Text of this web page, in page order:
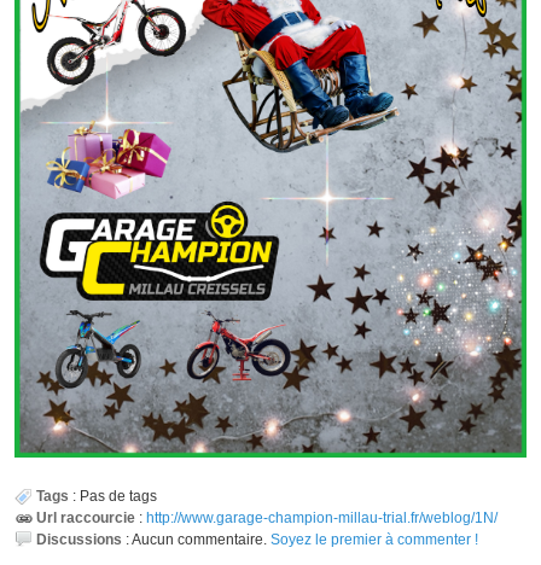
Tags : Pas de tags
Url raccourcie : http://www.garage-champion-millau-trial.fr/weblog/1N/
Discussions :Aucun commentaire. Soyez le premier à commenter !